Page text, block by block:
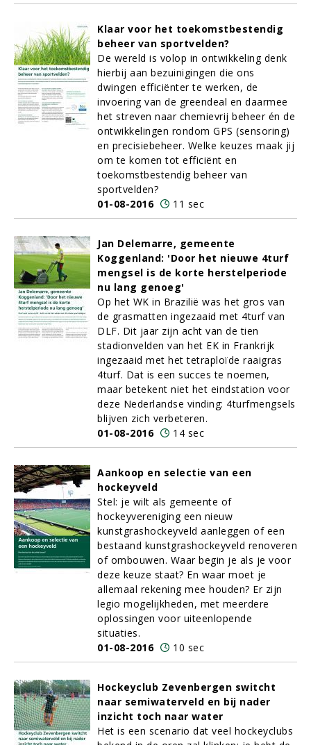
Klaar voor het toekomstbestendig
beheer van sportvelden?
De wereld is volop in ontwikkeling denk
hierbij aan bezuinigingen die ons
dwingen efficiënter te werken, de
invoering van de greendeal en daarmee
het streven naar chemievrij beheer én de
ontwikkelingen rondom GPS (sensoring)
en precisiebeheer. Welke keuzes maak jij
om te komen tot efficiënt en
toekomstbestendig beheer van
sportvelden?
01-08-2016
11 sec
Jan Delemarre, gemeente
Koggenland: 'Door het nieuwe 4turf
mengsel is de korte herstelperiode
nu lang genoeg'
Op het WK in Brazilië was het gros van
de grasmatten ingezaaid met 4turf van
DLF. Dit jaar zijn acht van de tien
stadionvelden van het EK in Frankrijk
ingezaaid met het tetraploïde raaigras
4turf. Dat is een succes te noemen,
maar betekent niet het eindstation voor
deze Nederlandse vinding: 4turfmengsels
blijven zich verbeteren.
01-08-2016
14 sec
Aankoop en selectie van een
hockeyveld
Stel: je wilt als gemeente of
hockeyvereniging een nieuw
kunstgrashockeyveld aanleggen of een
bestaand kunstgrashockeyveld renoveren
of ombouwen. Waar begin je als je voor
deze keuze staat? En waar moet je
allemaal rekening mee houden? Er zijn
legio mogelijkheden, met meerdere
oplossingen voor uiteenlopende
situaties.
01-08-2016
10 sec
Hockeyclub Zevenbergen switcht
naar semiwaterveld en bij nader
inzicht toch naar water
Het is een scenario dat veel hockeyclubs